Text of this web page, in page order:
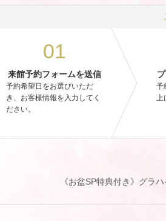
01
来館予約フォームを送信
予約希望日をお選びいただ
き、お客様情報を入力してく
ださい。
予
上
《お盆SP特典付き》グラ